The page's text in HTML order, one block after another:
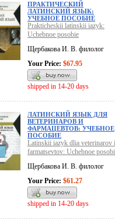
ПРАКТИЧЕСКИЙ
ЛАТИНСКИЙ ЯЗЫК:
УЧЕБНОЕ ПОСОБИЕ
Prakticheskii latinskii iazyk:
Uchebnoe posobie
Щербакова И. В. филолог
Your Price: $67.95
shipped in 14-20 days
ЛАТИНСКИЙ ЯЗЫК ДЛЯ
ВЕТЕРИНАРОВ И
ФАРМАЦЕВТОВ: УЧЕБНОЕ
ПОСОБИЕ
Latinskii iazyk dlia veterinarov i
farmatsevtov: Uchebnoe
Щербакова И. В. филолог
Your Price: $61.27
shipped in 14-20 days